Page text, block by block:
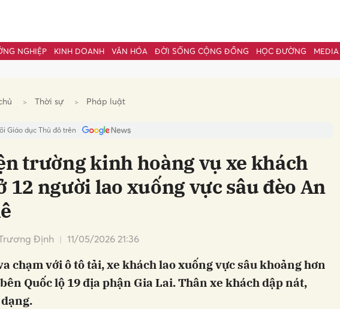
NGHIỆP KINH DOANH VĂN HÓA ĐỜI SỐNG CỘNG ĐỒNG HỌC ĐƯỜNG MEDIA
Thời sự Pháp luật
Giáo dục Thủ đô trên
trường kinh hoàng vụ xe khách
12 người lao xuống vực sâu đèo An
Định 11/05/2026 21:36
chạm với ô tô tải, xe khách lao xuống vực sâu khoảng hơn
Quốc lộ 19 địa phận Gia Lai. Thân xe khách dập nát,
bình luận